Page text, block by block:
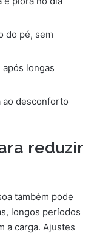
do pé, sem
longas
ao desconforto
reduzir
também pode
longos períodos
a carga. Ajustes